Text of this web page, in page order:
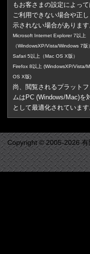
もお客さまの設定によって
ご利用できない場合や正
示されない場合があります
Microsoft Internet Explorer 7以上
（WindowsXP/Vista/Windows 7版）
Safari 5以上（Mac OS X版）
Firefox 8以上 (WindowsXP/Vista/
OS X版)
尚、閲覧されるプラットフ
ムはPC (Windows/Mac)を
として最適化されています
Copyright © 2005-2026